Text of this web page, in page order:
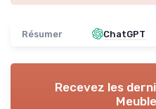
Résumer ChatGPT
Recevez les